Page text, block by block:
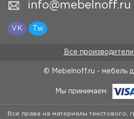
info@mebelnoff.ru
VK Tw
Все
© Mebelnoff.ru - мебель
Мы принимаем:
Все права на материалы текстового,